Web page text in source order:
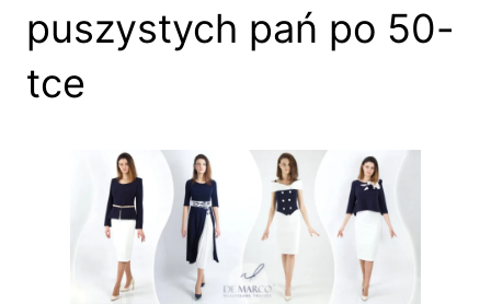
puszystych pań po 50-
tce